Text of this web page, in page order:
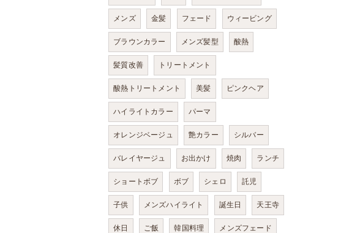
メンズ 金髪 フェード ウィービング
ブラウンカラー メンズ髪型 酸熱
髪質改善 トリートメント
酸熱トリートメント 美髪 ピンクヘア
ハイライトカラー パーマ
オレンジベージュ 艶カラー シルバー
バレイヤージュ お出かけ 焼肉 ランチ
ショートボブ ボブ シェロ 託児
子供 メンズハイライト 誕生日 天王寺
休日 ご飯 韓国料理 メンズフェード